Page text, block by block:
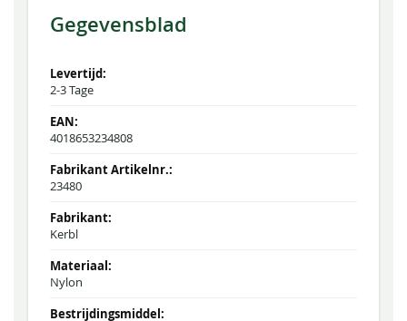
Gegevensblad
2-3 Tage
4018653234808
23480
Kerbl
Nylon